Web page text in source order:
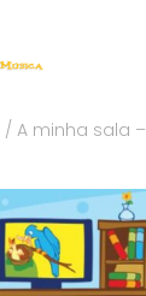
/ A minha sala